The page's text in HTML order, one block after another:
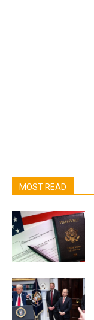
MOST READ